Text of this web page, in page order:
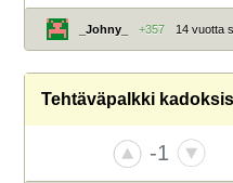
_Johny_ +357 14 vuotta
Tehtäväpalkki
-1